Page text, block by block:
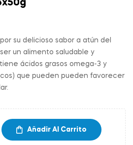
su delicioso sabor a atún del
un alimento saludable y
ácidos grasos omega-3 y
que pueden pueden favorecer
Añadir Al Carrito